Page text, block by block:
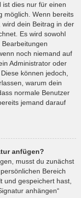
ist dies nur für einen
möglich. Wenn bereits
dein Beitrag in der
Es wird sowohl
noch niemand auf
Administrator oder
können jedoch,
warum dein
normale Benutzer
jemand darauf
anfügen?
musst du zunächst
Bereich
und gespeichert hast,
anhängen“